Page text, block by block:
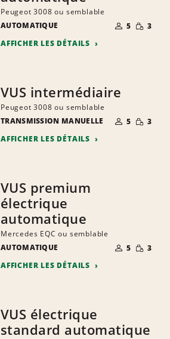
Peugeot 3008 ou semblable
AUTOMATIQUE
NOMBRE DE
PERSONNES
5 RÉDUITE
3
AFFICHER LES DÉTAILS
VUS intermédiaire
Peugeot 3008 ou semblable
TRANSMISSION MANUELLE
NOMBRE DE
PERSONNES
5 RÉDUITE
3
AFFICHER LES DÉTAILS
VUS premium
électrique
automatique
Mercedes EQC ou semblable
AUTOMATIQUE
NOMBRE DE
PERSONNES
5 RÉDUITE
3
AFFICHER LES DÉTAILS
VUS électrique
standard automatique